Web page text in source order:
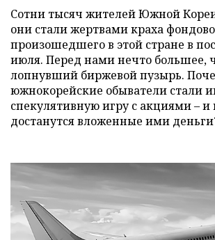
Сотни тысяч жителей Южной
они стали жертвами краха
произошедшего в этой стране в
июля. Перед нами нечто большее,
лопнувший биржевой пузырь.
южнокорейские обыватели стали
спекулятивную игру с акциями – и
достанутся вложенные ими